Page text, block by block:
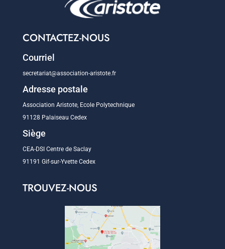
CONTACTEZ-NOUS
Courriel
secretariat@association-aristote.fr
Adresse postale
Association Aristote, Ecole Polytechnique
91128 Palaiseau Cedex
Siège
CEA-DSI Centre de Saclay
91191 Gif-sur-Yvette Cedex
TROUVEZ-NOUS